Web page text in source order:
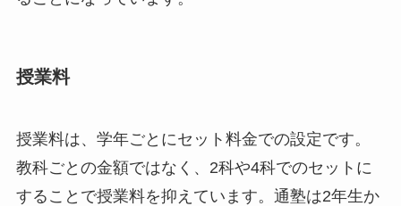
授業料
授業料は、学年ごとにセット料金での設定です。
教科ごとの金額ではなく、2科や4科でのセットに
することで授業料を抑えています。通塾は2年生か